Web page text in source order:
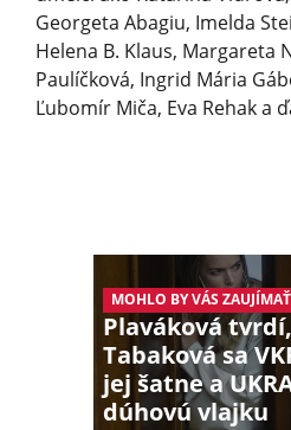
Georgeta Abagiu, Imelda
Helena B. Klaus, Margareta
Paulíčková, Ingrid Mária
Ľubomír Miča, Eva Rehak a
MOHLO BY VÁS ZAUJÍMAŤ
Plaváková
Tabaková sa
jej šatne a
dúhovú vlajku